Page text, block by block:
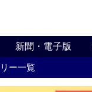
新聞・電子版
ー一覧